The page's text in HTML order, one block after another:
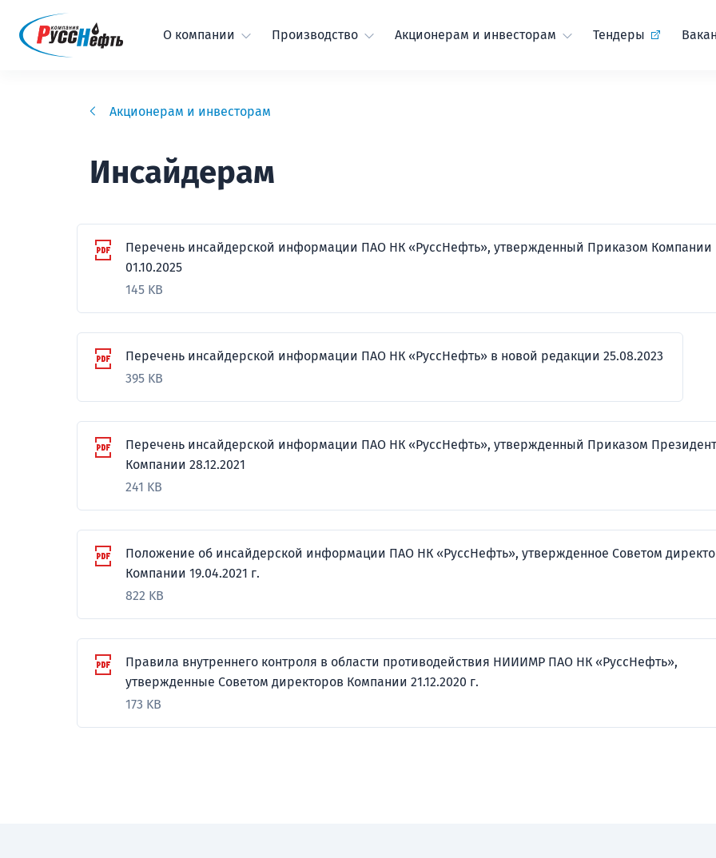
О компании Производство Акционерам и инвесторам Тендеры
Акционерам и инвесторам
Инсайдерам
Перечень инсайдерской информации ПАО НК «РуссНефть», утвержденный Приказом Компании
01.10.2025
145 KB
Перечень инсайдерской информации ПАО НК «РуссНефть» в новой редакции 25.08.2023
395 KB
Перечень инсайдерской информации ПАО НК «РуссНефть», утвержденный Приказом
Компании 28.12.2021
241 KB
Положение об инсайдерской информации ПАО НК «РуссНефть», утвержденное Советом
Компании 19.04.2021 г.
822 KB
Правила внутреннего контроля в области противодействия НИИИМР ПАО НК «РуссНефть»,
утвержденные Советом директоров Компании 21.12.2020 г.
173 KB